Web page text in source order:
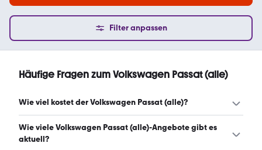
Filter anpassen
Häufige Fragen zum Volkswagen Passat (alle)
Wie viel kostet der Volkswagen Passat (alle)?
Ein guter Preis für einen Volkswagen Passat (alle) liegt
zwischen 6.721 € und 27.888 €. Leasingangebote starten
Wie viele Volkswagen Passat (alle)-Angebote gibt es
aktuell?